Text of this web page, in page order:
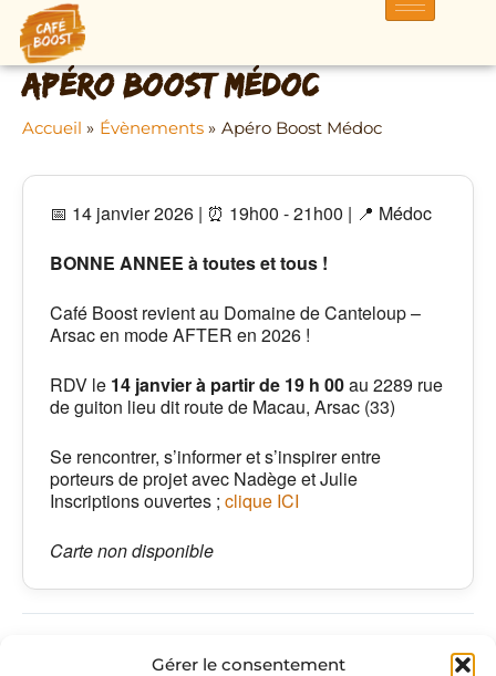
Gérer le consentement
Aller
contenu
Apéro Boost Médoc
Accueil Évènements Apéro Boost Médoc
📅 14 janvier 2026 | ⏰ 19h00 - 21h00 | 📍 Médoc
BONNE ANNEE à toutes et tous !
Café Boost revient au Domaine de Canteloup –
Arsac en mode AFTER en 2026 !
RDV le 14 janvier à partir de 19 h 00au 2289 rue
de guiton lieu dit route de Macau, Arsac (33)
Se rencontrer, s’informer et s’inspirer entre
porteurs de projet avec Nadège et Julie
Inscriptions ouvertes ; clique ICI
Carte non disponible